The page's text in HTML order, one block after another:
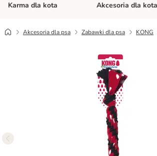
Karma dla kota Otwórz menu
Akcesoria dla kota
Akcesoria dla psa Zabawki dla psa KONG